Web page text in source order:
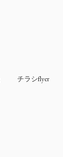
チラシflyer